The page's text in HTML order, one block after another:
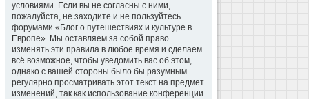
условиями. Если вы не согласны с ними,
пожалуйста, не заходите и не пользуйтесь
форумами «Блог о путешествиях и культуре в
Европе». Мы оставляем за собой право
изменять эти правила в любое время и сделаем
всё возможное, чтобы уведомить вас об этом,
однако с вашей стороны было бы разумным
регулярно просматривать этот текст на предмет
изменений, так как использование конференции